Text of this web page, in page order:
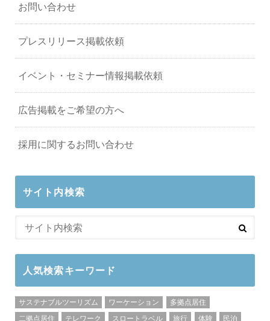
お問い合わせ
プレスリリース掲載依頼
イベント・セミナー情報掲載依頼
広告掲載をご希望の方へ
採用に関するお問い合わせ
サイト内検索
人気検索キーワード
サステナブルツーリズム ワーケーション
多拠点居住
二拠点居住
テレワーク スロートラベル 旅行 体験
民泊